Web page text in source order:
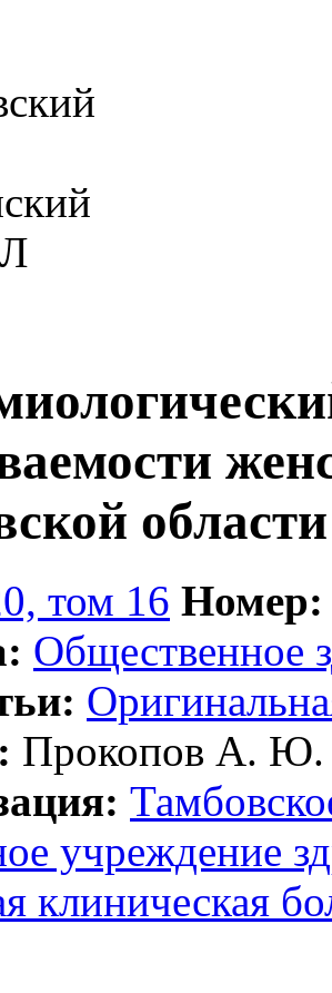
области
том 16 Номер:
Общественное
Прокопов А. Ю.
учреждение
клиническая